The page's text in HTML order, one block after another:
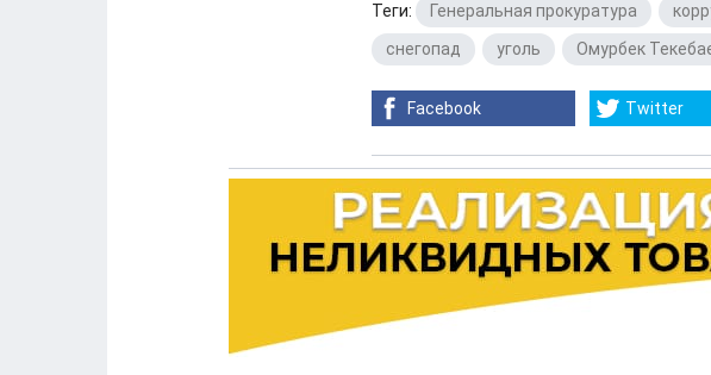
Теги: Генеральная прокуратура
снегопад
уголь Омурбек
Facebook Twitter